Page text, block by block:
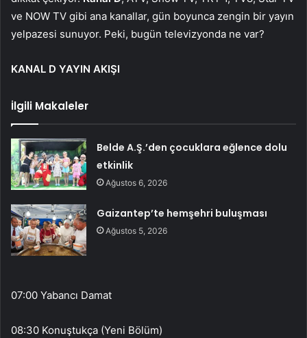
ve NOW TV gibi ana kanallar, gün boyunca zengin bir yayın
yelpazesi sunuyor. Peki, bugün televizyonda ne var?
KANAL D YAYIN AKIŞI
İlgili Makaleler
Belde A.Ş.’den çocuklara eğlence dolu
etkinlik
Ağustos 6, 2026
Gaizantep’te hemşehri buluşması
Ağustos 5, 2026
07:00 Yabancı Damat
08:30 Konuştukça (Yeni Bölüm)